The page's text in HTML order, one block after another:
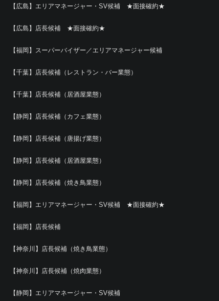
【広島】エリアマネージャー・SV候補 ★面接確約★
【広島】店長候補 ★面接確約★
【福岡】スーパーバイザー／エリアマネージャー候補
【千葉】店長候補（レストラン・バー業態）
【千葉】店長候補（居酒屋業態）
【静岡】店長候補（カフェ業態）
【静岡】店長候補（唐揚げ業態）
【静岡】店長候補（居酒屋業態）
【静岡】店長候補（焼き鳥業態）
【福岡】エリアマネージャー・SV候補 ★面接確約★
【福岡】店長候補
【神奈川】店長候補（焼き鳥業態）
【神奈川】店長候補（焼肉業態）
【静岡】エリアマネージャー・SV候補